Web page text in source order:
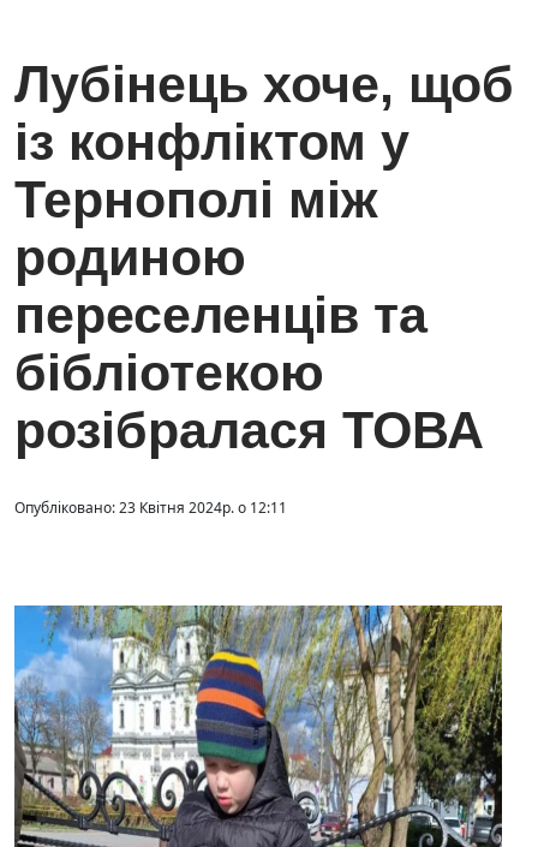
Лубінець хоче, щоб
із конфліктом у
Тернополі між
родиною
переселенців та
бібліотекою
розібралася ТОВА
Опубліковано: 23 Квітня 2024р. о 12:11